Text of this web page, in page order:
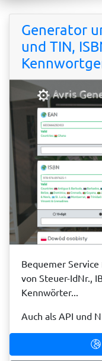
Generator
und TIN,
Bequemer
von Steuer-IdNr.,
Kennwörter...
Auch als API und